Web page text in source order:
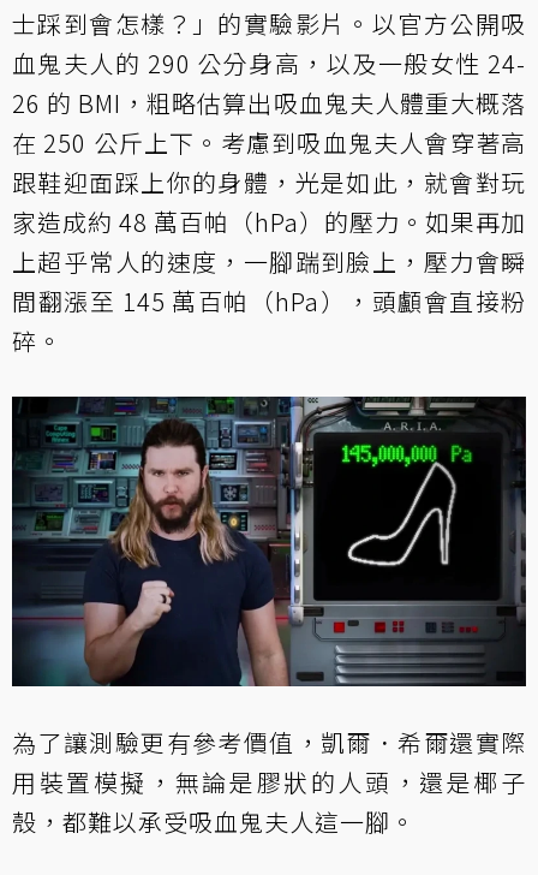
士踩到會怎樣？」的實驗影片。以官方公開吸
血鬼夫人的 290 公分身高，以及一般女性 24-
26 的 BMI，粗略估算出吸血鬼夫人體重大概落
在 250 公斤上下。考慮到吸血鬼夫人會穿著高
跟鞋迎面踩上你的身體，光是如此，就會對玩
家造成約 48 萬百帕（hPa）的壓力。如果再加
上超乎常人的速度，一腳踹到臉上，壓力會瞬
間翻漲至 145 萬百帕（hPa），頭顱會直接粉
碎。
為了讓測驗更有參考價值，凱爾．希爾還實際
用裝置模擬，無論是膠狀的人頭，還是椰子
殼，都難以承受吸血鬼夫人這一腳。